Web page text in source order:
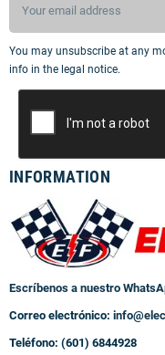
You may unsubscribe at any
info in the legal notice.
INFORMATION
Escríbenos a nuestro
Correo electrónico:
Teléfono: (601) 6844928